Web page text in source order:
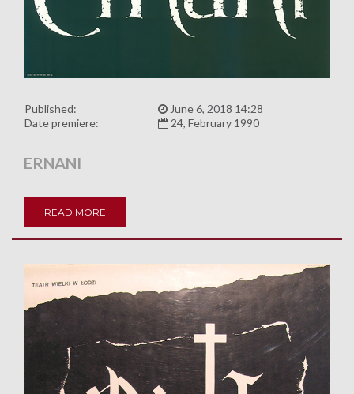
Published:
June 6, 2018 14:28
Date premiere:
24, February 1990
ERNANI
READ MORE